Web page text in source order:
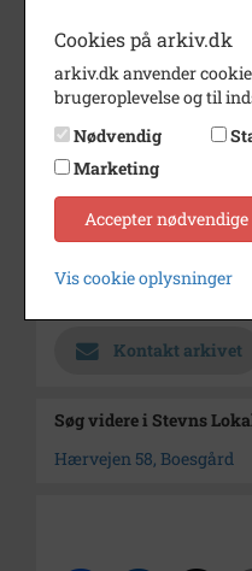
Årstal
Dateringsnote
Fotograf
Størrelse
Materiale
Kontakt arkivet
Søg videre i Stevns
Hærvejen 58, Boesgård
Cookies på arkiv.dk
arkiv.dk anvender
brugeroplevelse og til
Nødvendig
Marketing
Accepter nødvendige
Vis cookie oplysninger